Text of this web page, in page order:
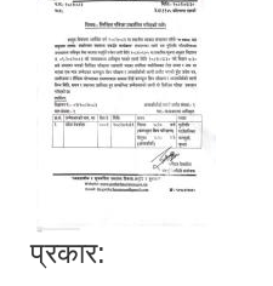
प्रकार: